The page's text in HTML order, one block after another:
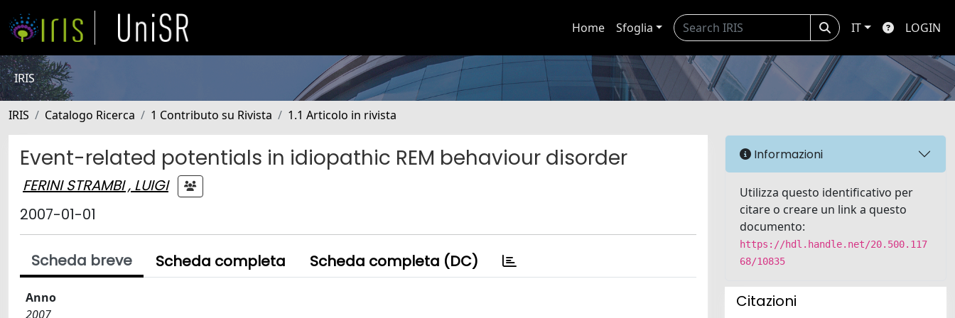
Home Sfoglia IT LOGIN
IRIS
IRIS Catalogo Ricerca 1 Contributo su Rivista 1.1 Articolo in rivista
Event-related potentials in idiopathic REM behaviour disorder
FERINI STRAMBI , LUIGI
2007-01-01
Scheda breve Scheda completa Scheda completa (DC)
Anno
2007
Informazioni
Utilizza questo identificativo per
citare o creare un link a questo
documento:
https://hdl.handle.net/20.500.117
68/10835
Citazioni